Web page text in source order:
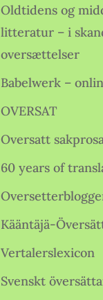
Oldtidens og
litteratur – i
oversættelser
Babelwerk –
OVERSAT
Oversatt
60 years of
Kääntäjä-
Vertalerslexicon
Svenskt